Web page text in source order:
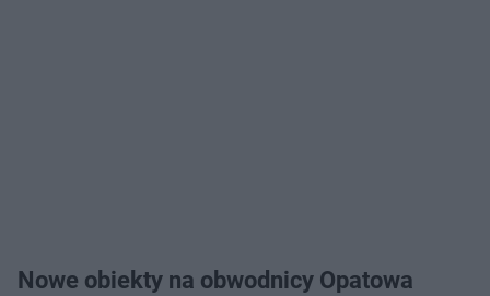
Nowe obiekty na obwodnicy Opatowa